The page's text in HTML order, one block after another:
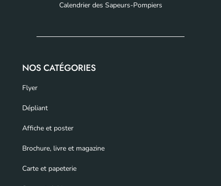
Calendrier des Sapeurs-Pompiers
NOS CATÉGORIES
Flyer
Dépliant
Affiche et poster
Brochure, livre et magazine
Carte et papeterie